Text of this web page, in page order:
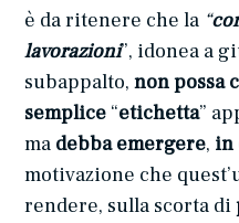
è da ritenere che la “
lavorazioni”, idonea a
subappalto, non possa
semplice “etichetta”
ma debba emergere, in
motivazione che
rendere, sulla scorta di